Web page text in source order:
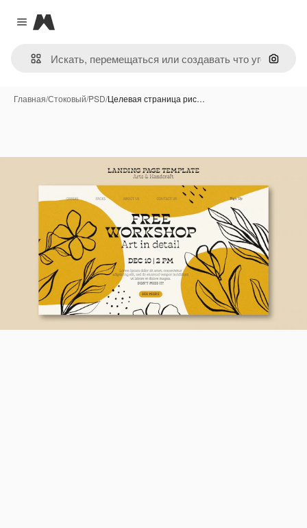
Close menu
Magnific
Поиск
Главная/Стоковый/PSD/Целевая страница рис…